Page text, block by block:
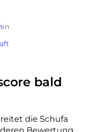
in
bald
die Schufa